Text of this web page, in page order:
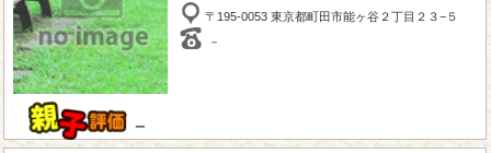
－
〒195-0053 東京都町田市能ヶ谷２丁目２３−５
－